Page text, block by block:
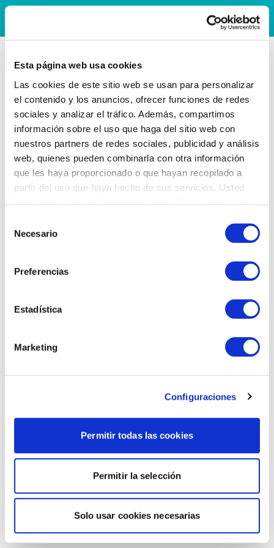
Esta página web usa cookies
Las cookies de este sitio web se usan para personalizar
el contenido y los anuncios, ofrecer funciones de redes
sociales y analizar el tráfico. Además, compartimos
información sobre el uso que haga del sitio web con
nuestros partners de redes sociales, publicidad y análisis
web, quienes pueden combinarla con otra información
que les haya proporcionado o que hayan recopilado a
partir del uso que haya hecho de sus servicios. Usted
Necesario
Preferencias
Estadística
Marketing
Configuraciones
Permitir todas las cookies
Permitir la selección
Solo usar cookies necesarias